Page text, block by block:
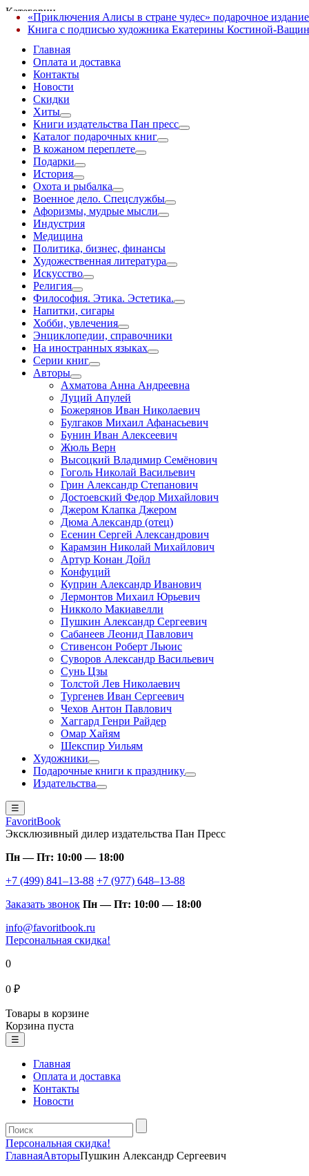
Категории
Главная
Оплата и доставка
Контакты
Новости
Скидки
Хиты
Книги издательства Пан пресс
Каталог подарочных книг
В кожаном переплете
Подарки
История
Охота и рыбалка
Военное дело. Спецслужбы
Афоризмы, мудрые мысли
Индустрия
Медицина
Политика, бизнес, финансы
Художественная литература
Искусство
Религия
Философия. Этика. Эстетика.
Напитки, сигары
Хобби, увлечения
Энциклопедии, справочники
На иностранных языках
Серии книг
Авторы
Ахматова Анна Андреевна
Луций Апулей
Божерянов Иван Николаевич
Булгаков Михаил Афанасьевич
Бунин Иван Алексеевич
Жюль Верн
Высоцкий Владимир Семёнович
Гоголь Николай Васильевич
Грин Александр Степанович
Достоевский Федор Михайлович
Джером Клапка Джером
Дюма Александр (отец)
Есенин Сергей Александрович
Карамзин Николай Михайлович
Артур Конан Дойл
Конфуций
Куприн Александр Иванович
Лермонтов Михаил Юрьевич
Никколо Макиавелли
Пушкин Александр Сергеевич
Сабанеев Леонид Павлович
Стивенсон Роберт Льюис
Суворов Александр Васильевич
Сунь Цзы
Толстой Лев Николаевич
Тургенев Иван Сергеевич
Чехов Антон Павлович
Хаггард Генри Райдер
Омар Хайям
Шекспир Уильям
Художники
Подарочные книги к празднику
Издательства
☰
FavoritBook
Эксклюзивный дилер издательства Пан Пресс
Пн — Пт: 10:00 — 18:00
+7 (499) 841–13-88 +7 (977) 648–13-88
Заказать звонок Пн — Пт: 10:00 — 18:00
info@favoritbook.ru
Персональная скидка!
0
0 ₽
Товары в корзине
Корзина пуста
☰
Главная
Оплата и доставка
Контакты
Новости
Персональная скидка!
«Приключения Алисы в стране чудес» подарочное издание
Книга с подписью художника Екатерины Костиной-
ГлавнаяАвторыПушкин Александр Сергеевич